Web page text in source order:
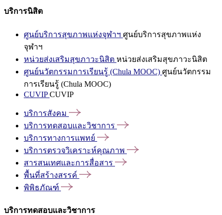
บริการนิสิต
ศูนย์บริการสุขภาพแห่งจุฬาฯ ศูนย์บริการสุขภาพแห่ง
จุฬาฯ
หน่วยส่งเสริมสุขภาวะนิสิต หน่วยส่งเสริมสุขภาวะนิสิต
ศูนย์นวัตกรรมการเรียนรู้ (Chula MOOC) ศูนย์นวัตกรรม
การเรียนรู้ (Chula MOOC)
CUVIPCUVIP
บริการสังคม
บริการทดสอบและวิชาการ
บริการทางการแพทย์
บริการตรวจวิเคราะห์คุณภาพ
สารสนเทศและการสื่อสาร
พื้นที่สร้างสรรค์
พิพิธภัณฑ์
บริการทดสอบและวิชาการ